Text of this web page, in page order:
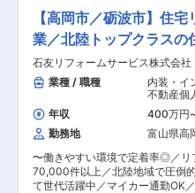
【高岡市／砺波市】住
業／北陸トップクラスの
無し
石友リフォームサービス株式会社
業種 / 職種
内装・イ
不動産個
年収
400万円~
勤務地
富山県高
〜働きやすい環境で定着率◎／リ
70,000件以上／北陸地域で圧倒
て世代活躍中／マイカー通勤OK